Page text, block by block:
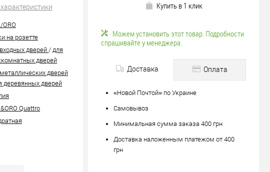
ORO
на розетте
дверей / для
дверей
дверей
деревянных дверей
Quattro
Купить в 1 клик
Можем установить этот товар. Подробности
спрашивайте у менеджера.
Доставка Оплата
«Новой Почтой» по Украине
Самовывоз
Минимальная сумма заказа 400 грн
Доставка наложенным платежом от 400
грн